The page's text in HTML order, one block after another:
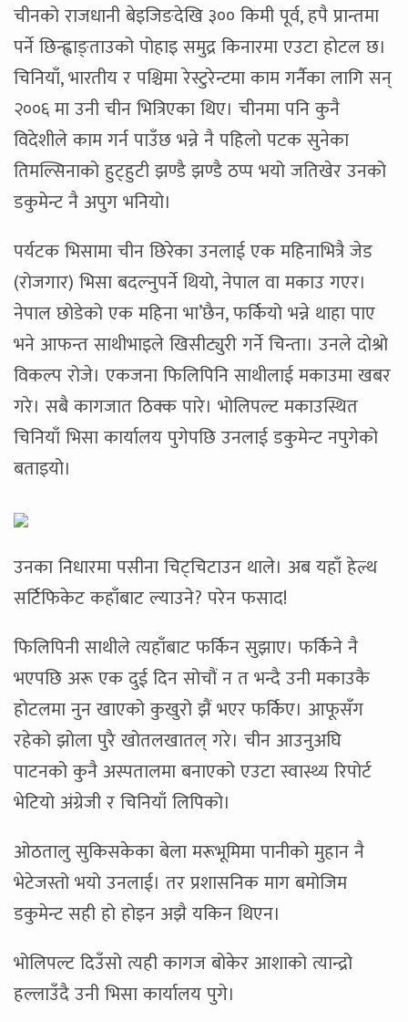
चीनको राजधानी बेइजिङदेखि ३०० किमी पूर्व, हपै प्रान्तमा
पर्ने छिन्ह्वाङ्ताउको पोहाइ समुद्र किनारमा एउटा होटल छ।
चिनियाँ, भारतीय र पश्चिमा रेस्टुरेन्टमा काम गर्नैका लागि सन्
२००६ मा उनी चीन भित्रिएका थिए। चीनमा पनि कुनै
विदेशीले काम गर्न पाउँछ भन्ने नै पहिलो पटक सुनेका
तिमल्सिनाको हुट्हुटी झण्डै झण्डै ठप्प भयो जतिखेर उनको
डकुमेन्ट नै अपुग भनियो।
पर्यटक भिसामा चीन छिरेका उनलाई एक महिनाभित्रै जेड
(रोजगार) भिसा बदल्नुपर्ने थियो, नेपाल वा मकाउ गएर।
नेपाल छोडेको एक महिना भा’छैन, फर्कियो भन्ने थाहा पाए
भने आफन्त साथीभाइले खिसीट्युरी गर्ने चिन्ता। उनले दोश्रो
विकल्प रोजे। एकजना फिलिपिनि साथीलाई मकाउमा खबर
गरे। सबै कागजात ठिक्क पारे। भोलिपल्ट मकाउस्थित
चिनियाँ भिसा कार्यालय पुगेपछि उनलाई डकुमेन्ट नपुगेको
बताइयो।
उनका निधारमा पसीना चिट्चिटाउन थाले। अब यहाँ हेल्थ
सर्टिफिकेट कहाँबाट ल्याउने? परेन फसाद!
फिलिपिनी साथीले त्यहाँबाट फर्किन सुझाए। फर्किने नै
भएपछि अरू एक दुई दिन सोचौं न त भन्दै उनी मकाउकै
होटलमा नुन खाएको कुखुरो झैं भएर फर्किए। आफूसँग
रहेको झोला पुरै खोतलखातल् गरे। चीन आउनुअघि
पाटनको कुनै अस्पतालमा बनाएको एउटा स्वास्थ्य रिपोर्ट
भेटियो अंग्रेजी र चिनियाँ लिपिको।
ओठतालु सुकिसकेका बेला मरूभूमिमा पानीको मुहान नै
भेटेजस्तो भयो उनलाई। तर प्रशासनिक माग बमोजिम
डकुमेन्ट सही हो होइन अझै यकिन थिएन।
भोलिपल्ट दिउँसो त्यही कागज बोकेर आशाको त्यान्द्रो
हल्लाउँदै उनी भिसा कार्यालय पुगे।